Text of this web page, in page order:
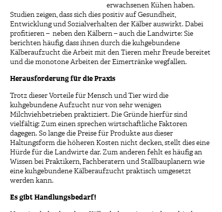
erwachsenen Kühen haben.
Studien zeigen, dass sich dies positiv auf Gesundheit,
Entwicklung und Sozialverhalten der Kälber auswirkt. Dabei
profitieren – neben den Kälbern – auch die Landwirte: Sie
berichten häufig, dass ihnen durch die kuhgebundene
Kälberaufzucht die Arbeit mit den Tieren mehr Freude bereitet
und die monotone Arbeiten der Eimertränke wegfallen.
Herausforderung für die Praxis
Trotz dieser Vorteile für Mensch und Tier wird die
kuhgebundene Aufzucht nur von sehr wenigen
Milchviehbetrieben praktiziert. Die Gründe hierfür sind
vielfältig: Zum einen sprechen wirtschaftliche Faktoren
dagegen. So lange die Preise für Produkte aus dieser
Haltungsform die höheren Kosten nicht decken, stellt dies eine
Hürde für die Landwirte dar. Zum anderen fehlt es häufig an
Wissen bei Praktikern, Fachberatern und Stallbauplanern wie
eine kuhgebundene Kälberaufzucht praktisch umgesetzt
werden kann.
Es gibt Handlungsbedarf!